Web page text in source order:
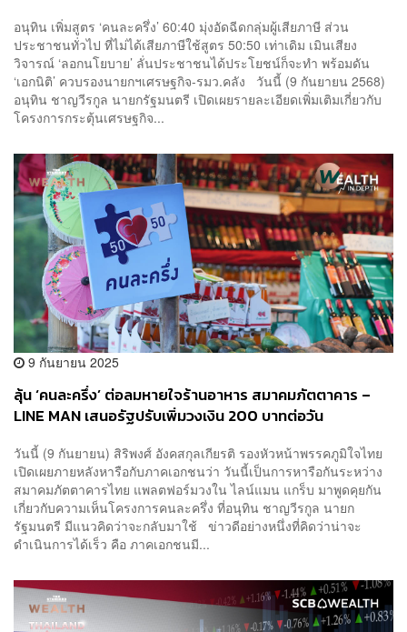
อนุทิน เพิ่มสูตร ‘คนละครึ่ง’ 60:40 มุ่งอัดฉีดกลุ่มผู้เสียภาษี ส่วน
ประชาชนทั่วไป ที่ไม่ได้เสียภาษีใช้สูตร 50:50 เท่าเดิม เมินเสียง
วิจารณ์ ‘ลอกนโยบาย’ ลั่นประชาชนได้ประโยชน์ก็จะทำ พร้อมดัน
‘เอกนิติ’ ควบรองนายกฯเศรษฐกิจ-รมว.คลัง วันนี้ (9 กันยายน 2568)
อนุทิน ชาญวีรกูล นายกรัฐมนตรี เปิดเผยรายละเอียดเพิ่มเติมเกี่ยวกับ
โครงการกระตุ้นเศรษฐกิจ...
9 กันยายน 2025
ลุ้น ‘คนละครึ่ง’ ต่อลมหายใจร้านอาหาร สมาคมภัตตาคาร –
LINE MAN เสนอรัฐปรับเพิ่มวงเงิน 200 บาทต่อวัน
วันนี้ (9 กันยายน) สิริพงศ์ อังคสกุลเกียรติ รองหัวหน้าพรรคภูมิใจไทย
เปิดเผยภายหลังหารือกับภาคเอกชนว่า วันนี้เป็นการหารือกันระหว่าง
สมาคมภัตตาคารไทย แพลตฟอร์มวงใน ไลน์แมน แกร็บ มาพูดคุยกัน
เกี่ยวกับความเห็นโครงการคนละครึ่ง ที่อนุทิน ชาญวีรกูล นายก
รัฐมนตรี มีแนวคิดว่าจะกลับมาใช้ ข่าวดีอย่างหนึ่งที่คิดว่าน่าจะ
ดำเนินการได้เร็ว คือ ภาคเอกชนมี...